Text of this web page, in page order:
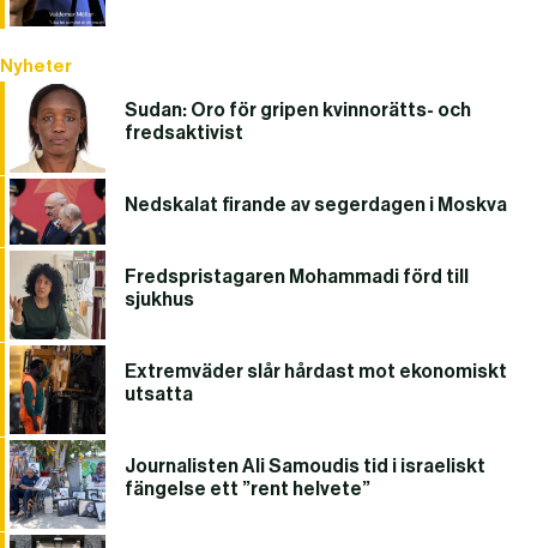
Nyheter
Sudan: Oro för gripen kvinnorätts- och
fredsaktivist
Nedskalat firande av segerdagen i Moskva
Fredspristagaren Mohammadi förd till
sjukhus
Extremväder slår hårdast mot ekonomiskt
utsatta
Journalisten Ali Samoudis tid i israeliskt
fängelse ett ”rent helvete”